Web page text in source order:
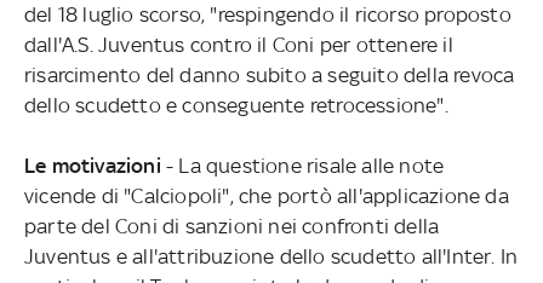
del 18 luglio scorso, "respingendo il ricorso proposto
dall'A.S. Juventus contro il Coni per ottenere il
risarcimento del danno subito a seguito della revoca
dello scudetto e conseguente retrocessione".
Le motivazioni - La questione risale alle note
vicende di "Calciopoli", che portò all'applicazione da
parte del Coni di sanzioni nei confronti della
Juventus e all'attribuzione dello scudetto all'Inter. In